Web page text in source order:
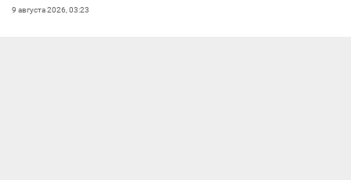
9 августа 2026, 03:23